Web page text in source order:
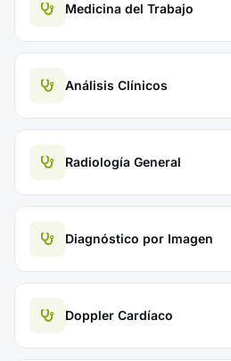
Medicina del Trabajo
Análisis Clínicos
Radiología General
Diagnóstico por Imagen
Doppler Cardíaco